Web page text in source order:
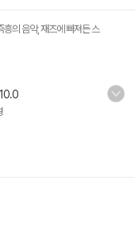
의 음악, 재즈에 빠져든 스
10.0